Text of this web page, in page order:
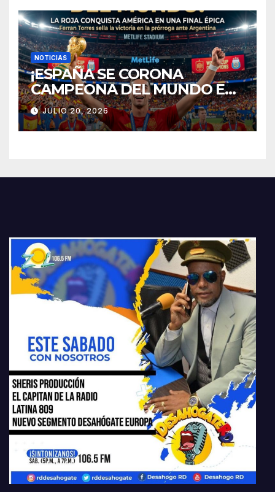
relación? 💔
NOTICIAS
¡ESPAÑA SE CORONA
CAMPEONA DEL MUNDO EN
NUEVA JERSEY!
JULIO 20, 2026